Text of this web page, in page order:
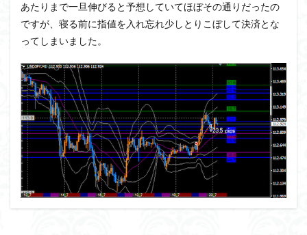
あたりまで一旦伸びると予想していてほぼその通りだったの
ですが、寝る前に指値を入れ忘れ少しとりこぼして決済とな
ってしまいました。